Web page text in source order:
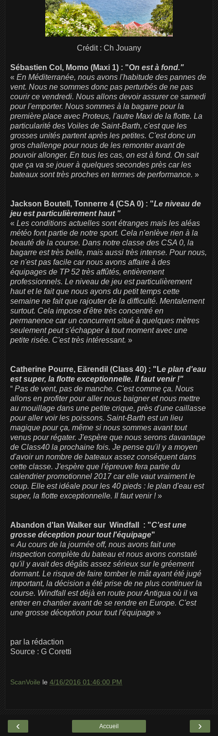
Crédit : Ch Jouany
Sébastien Col, Momo (Maxi 1) : "On est à fond."
« En Méditerranée, nous avons l'habitude des pannes de
vent. Nous ne sommes donc pas perturbés de ne pas
courir ce vendredi. Nous allons devoir assurer ce samedi
pour l'emporter. Nous sommes à la bagarre pour la
première place avec Proteus, l'autre Maxi de la flotte. La
particularité des Voiles de Saint-Barth, c'est que les
grosses unités partent après les petites. C'est donc un
gros challenge pour nous de les remonter avant de
pouvoir allonger. En tous les cas, on est à fond. On sait
que ça va se jouer à quelques secondes près car les
bateaux sont très proches en termes de performance. »
Jackson Boutell, Tonnerre 4 (CSA 0) : "Le niveau de
jeu est particulièrement haut "
« Les conditions actuelles sont étranges mais les aléas
météo font partie de notre sport. Cela n'enlève rien à la
beauté de la course. Dans notre classe des CSA 0, la
bagarre est très belle, mais aussi très intense. Pour nous,
ce n'est pas facile car nous avons affaire à des
équipages de TP 52 très affûtés, entièrement
professionnels. Le niveau de jeu est particulièrement
haut et le fait que nous ayons du petit temps cette
semaine ne fait que rajouter de la difficulté. Mentalement
surtout. Cela impose d'être très concentré en
permanence car un concurrent situé à quelques mètres
seulement peut s'échapper à tout moment avec une
petite risée. C'est très intéressant. »
Catherine Pourre, Eärendil (Class 40) : "Le plan d'eau
est super, la flotte exceptionnelle. Il faut venir !"
“ Pas de vent, pas de manche. C'est comme ça. Nous
allons en profiter pour aller nous baigner et nous mettre
au mouillage dans une petite crique, près d'une caillasse
pour aller voir les poissons. Saint-Barth est un lieu
magique pour ça, même si nous sommes avant tout
venus pour régater. J'espère que nous serons davantage
de Class40 la prochaine fois. Je pense qu'il y a moyen
d'avoir un nombre de bateaux assez conséquent dans
cette classe. J'espère que l'épreuve fera partie du
calendrier promotionnel 2017 car elle vaut vraiment le
coup. Elle est idéale pour les 40 pieds : le plan d'eau est
super, la flotte exceptionnelle. Il faut venir !»
Abandon d'Ian Walker sur Windfall : "C'est une
grosse déception pour tout l'équipage"
« Au cours de la journée off, nous avons fait une
inspection complète du bateau et nous avons constaté
qu'il y avait des dégâts assez sérieux sur le gréement
dormant. Le risque de faire tomber le mât ayant été jugé
important, la décision a été prise de ne plus continuer la
course. Windfall est déjà en route pour Antigua où il va
entrer en chantier avant de se rendre en Europe. C'est
une grosse déception pour tout l'équipage »
par la rédaction
Source : G Coretti
ScanVoile le 4/16/2016 01:46:00 PM
‹ ›
Accueil